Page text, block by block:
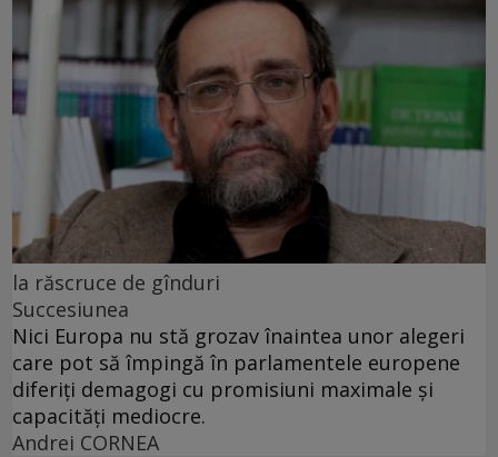
la răscruce de gînduri
Succesiunea
Nici Europa nu stă grozav înaintea unor alegeri
care pot să împingă în parlamentele europene
diferiți demagogi cu promisiuni maximale și
capacități mediocre.
Andrei CORNEA